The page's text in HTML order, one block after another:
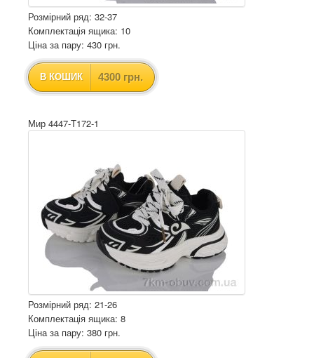
Розмірний ряд: 32-37
Комплектація ящика: 10
Ціна за пару: 430 грн.
В КОШИК 4300 грн.
Мир 4447-T172-1
Розмірний ряд: 21-26
Комплектація ящика: 8
Ціна за пару: 380 грн.